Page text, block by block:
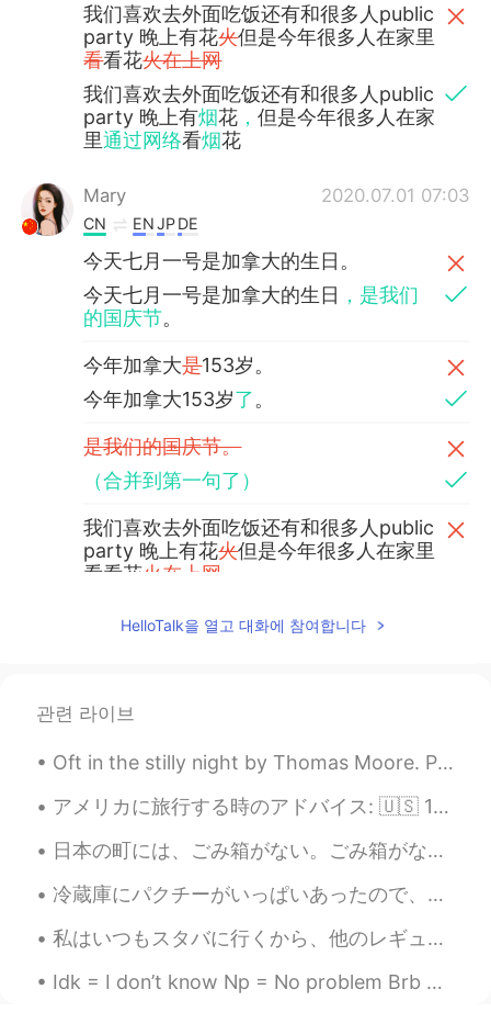
我们喜欢去外面吃饭还有和很多人public
party 晚上有花火但是今年很多人在家里
看看花火在上网
我们喜欢去外面吃饭还有和很多人public
party 晚上有烟花 ，但是今年很多人在家
里通过网络看烟花
Mary 2020.07.01 07:03
CN ENJPDE
今天七月一号是加拿大的生日。
今天七月一号是加拿大的生日 ，是我们
的国庆节。
今年加拿大是153岁。
今年加拿大153岁了。
是我们的国庆节。
（合并到第一句了）
我们喜欢去外面吃饭还有和很多人public
party 晚上有花火但是今年很多人在家里
看看花火在上网
public party 。晚上有烟花，但是今年很
longwood
happy Canada day
Zoe 2020.07.01 06:57
CN EN
我们喜欢去外面吃饭还有和很多人public
party 晚上有花火但是今年很多人在家里
看看花火在上网
party 晚上有花火但是今年很多人在家里
HelloTalk을 열고 대화에 참여합니다
관련 라이브
Oft in the stilly night by Thomas Moore. Part 1 of 2. OFT in the stilly night, Ere slumber’s...
アメリカに旅行する時のアドバイス: 🇺🇸 1) クレジットカードを受け入れる売店が多い. それでも、カッシュを持った方が良い💴 2) 場所によるけど、親切な人も冷たい人もいるので、冷たい人を...
日本の町には、ごみ箱がない。ごみ箱がないのに、道にごみが落ちていないのは、どうしてだろう。みんなはごみをどこに捨てているのだろう。日本人の友達に聞いてみると、「ごみはうちへ持って帰る。」と言った...
冷蔵庫にパクチーがいっぱいあったので、「タイ風のチキン餃子」を創造して作ってみた！ すごく美味しかった😃 中身は鶏肉、パクチー、にんにく、砂糖、唐辛子、レモン汁、ナンプラー パクチーの根も...
私はいつもスタバに行くから、他のレギュラーの顧客が見分けられる。たぶん、毎日、このスタバに面白いお爺さんは行ってます。今日は、スタバで、お爺さんはこの絵を描きました。時々、小さな電子ピアノを持っ...
Idk = I don’t know Np = No problem Brb = Be right back Btw = By the way Wbu = What about you...